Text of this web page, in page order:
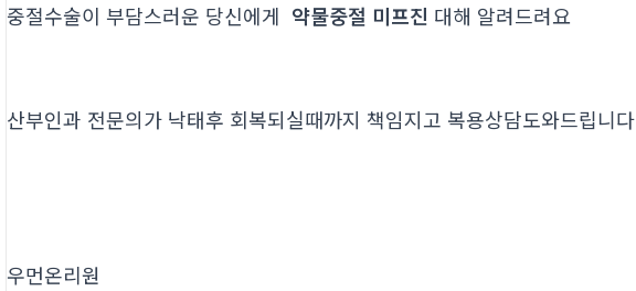
중절수술이 부담스러운 당신에게 약물중절 미프진 대해 알려드려요
산부인과 전문의가 낙태후 회복되실때까지 책임지고 복용상담도와드립니다
우먼온리원